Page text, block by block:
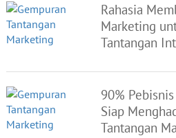
Rahasia
Marketing
Tantangan
90%
Siap
Tantangan